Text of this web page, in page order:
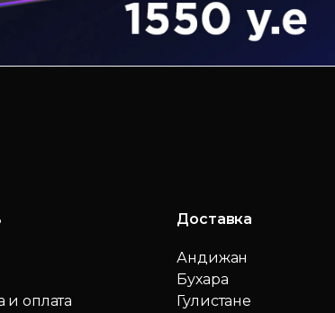
и оплата
Доставка
Андижан
Бухара
Гулистане